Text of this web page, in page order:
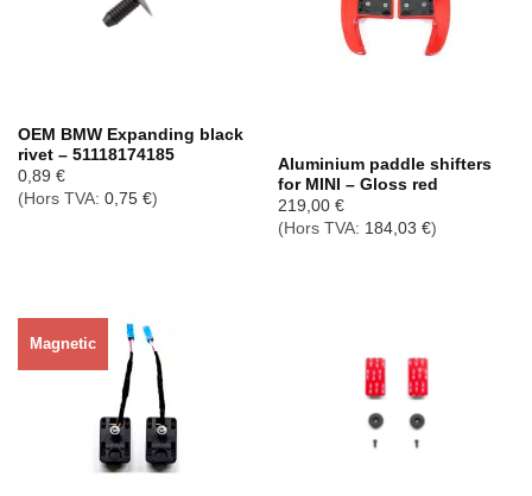
OEM BMW Expanding black
rivet – 51118174185
0,89 €
(Hors TVA: 0,75 €)
Aluminium paddle shifters
for MINI – Gloss red
219,00 €
(Hors TVA: 184,03 €)
Magnetic